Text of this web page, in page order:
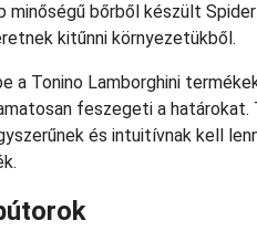
minőségű bőrből készült
kitűnni környezetükből.
a Tonino Lamborghini
feszegeti a határokat.
és intuitívnak kell